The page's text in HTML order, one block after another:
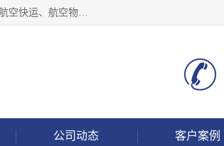
徐州福宝来物流有限公司专业从事机场航空货运、机场快递,航空快递、航空货运、宠物托运、航空加急件、航空快运、航空物流、航空托运、空运当日达等业务。
公司动态 客户案例